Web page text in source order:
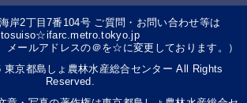
岸2丁目7番104号 ご質問・お問い合わせ等は
tosuiso☆ifarc.metro.tokyo.jp
メールアドレスの＠を☆に変更しております。）
京都島しょ農林水産総合センター All Rights
Reserved.